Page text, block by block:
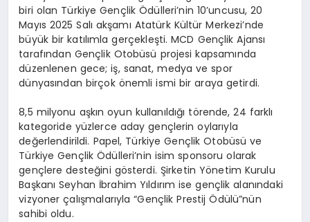
biri olan Türkiye Gençlik Ödülleri’nin 10’uncusu, 20
Mayıs 2025 Salı akşamı Atatürk Kültür Merkezi’nde
büyük bir katılımla gerçekleşti. MCD Gençlik Ajansı
tarafından Gençlik Otobüsü projesi kapsamında
düzenlenen gece; iş, sanat, medya ve spor
dünyasından birçok önemli ismi bir araya getirdi.
8,5 milyonu aşkın oyun kullanıldığı törende, 24 farklı
kategoride yüzlerce aday gençlerin oylarıyla
değerlendirildi. Papel, Türkiye Gençlik Otobüsü ve
Türkiye Gençlik Ödülleri’nin isim sponsoru olarak
gençlere desteğini gösterdi. Şirketin Yönetim Kurulu
Başkanı Seyhan İbrahim Yıldırım ise gençlik alanındaki
vizyoner çalışmalarıyla “Gençlik Prestij Ödülü”nün
sahibi oldu.